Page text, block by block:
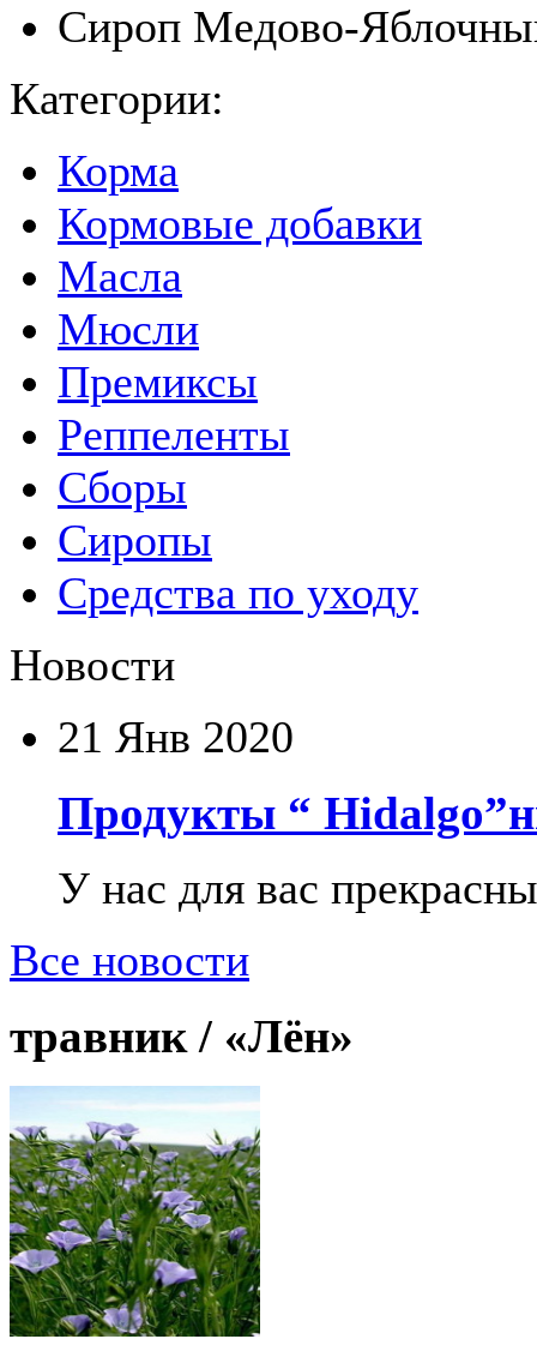
Сироп Медово-
Категории:
Корма
Кормовые добавки
Масла
Мюсли
Премиксы
Реппеленты
Сборы
Сиропы
Средства по уходу
Новости
21 Янв 2020
Продукты “
У нас для вас
Все новости
травник / «Лён»